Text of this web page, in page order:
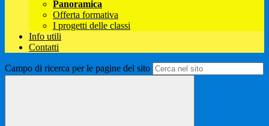
Panoramica
Offerta formativa
I progetti delle classi
Info utili
Contatti
Campo di ricerca per le pagine del sito